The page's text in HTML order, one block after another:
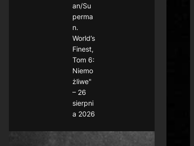
an/Su
perma
n.
World’s
Finest,
Tom 6:
Niemo
żliwe"
– 26
sierpni
a 2026